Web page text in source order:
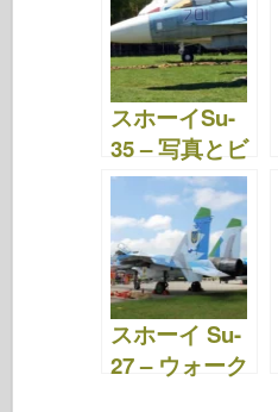
スホーイSu-
35 – 写真とビ
デオ
スホーイ Su-
27 – ウォーク